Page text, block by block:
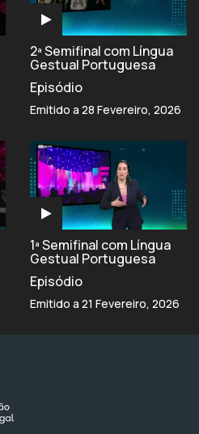
2ª Semifinal com Língua
Gestual Portuguesa
Episódio
Emitido a 28 Fevereiro, 2026
1ª Semifinal com Língua
Gestual Portuguesa
Episódio
Emitido a 21 Fevereiro, 2026